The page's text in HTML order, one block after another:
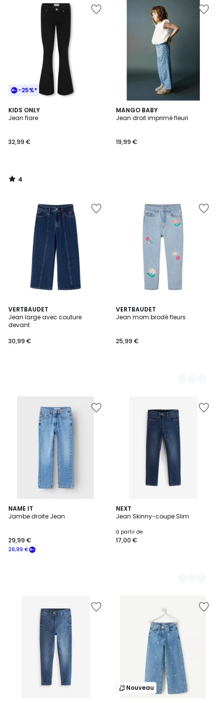
-25%*
KIDS ONLY
Jean flare
32,99 €
4
/
4
/
MANGO BABY
Jean droit imprimé fleuri
19,99 €
VERTBAUDET
Jean large avec couture
devant
30,99 €
VERTBAUDET
Jean mom brodé fleurs
25,99 €
3
Couleurs
NAME IT
Jambe droite Jean
26,99 €
29,99 €
NEXT
Jean Skinny-coupe Slim
à partir de
17,00 €
2
Couleurs
Nouveau